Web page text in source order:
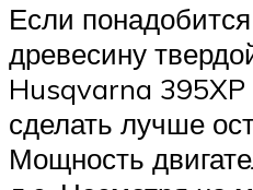
Если
древесину
Husqvarna 395XP
сделать лучше
Мощность